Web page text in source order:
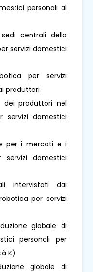
personali al
centrali della
servizi domestici
per servizi
produttori
dei produttori nel
servizi domestici
per i mercati e i
domestici
intervistati dai
per servizi
globale di
personali per
K)
globale di